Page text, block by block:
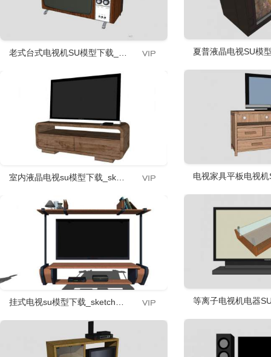
老式台式电视机SU模型下载_sketchup草图大师SKP模型
室内液晶电视su模型下载_sketchup草图大师SKP模型
挂式电视su模型下载_sketchup草图大师SKP模型
夏普液晶电视SU模
电视家具平板电视
等离子电视机电器